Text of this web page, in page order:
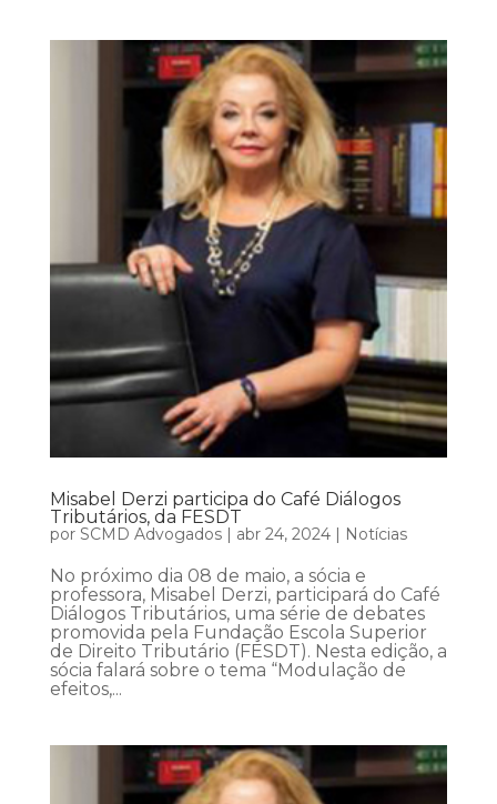
Misabel Derzi participa do Café Diálogos
Tributários, da FESDT
por SCMD Advogados| abr 24, 2024| Notícias
No próximo dia 08 de maio, a sócia e
professora, Misabel Derzi, participará do Café
Diálogos Tributários, uma série de debates
promovida pela Fundação Escola Superior
de Direito Tributário (FESDT). Nesta edição, a
sócia falará sobre o tema “Modulação de
efeitos,...